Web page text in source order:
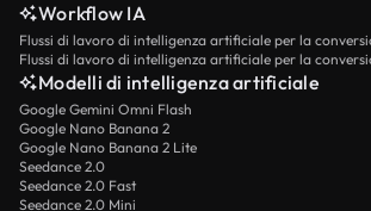
Workflow IA
Flussi di lavoro di intelligenza artificiale per la
Modelli di intelligenza artificiale
Google Gemini Omni Flash
Google Nano Banana 2
Google Nano Banana 2 Lite
Seedance 2.0
Seedance 2.0 Fast
Seedance 2.0 Mini